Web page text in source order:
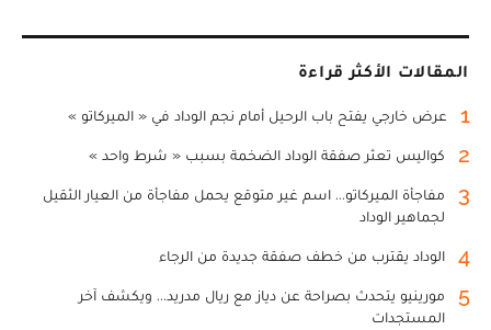
المقالات الأكثر قراءة
1 عرض خارجي يفتح باب الرحيل أمام نجم الوداد في « الميركاتو »
2 كواليس تعثر صفقة الوداد الضخمة بسبب « شرط واحد »
3
مفاجأة الميركاتو... اسم غير متوقع يحمل مفاجأة من العيار الثقيل
لجماهير الوداد
4 الوداد يقترب من خطف صفقة جديدة من الرجاء
5
مورينيو يتحدث بصراحة عن دياز مع ريال مدريد... ويكشف آخر
المستجدات